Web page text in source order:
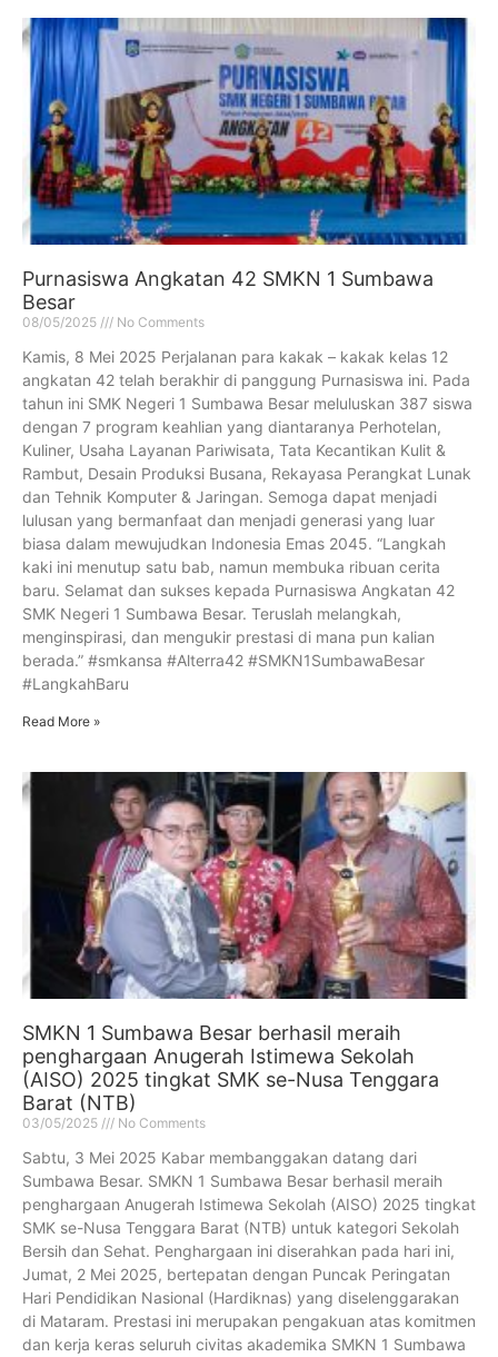
Purnasiswa Angkatan 42 SMKN 1 Sumbawa
Besar
08/05/2025 No Comments
Kamis, 8 Mei 2025 Perjalanan para kakak – kakak kelas 12
angkatan 42 telah berakhir di panggung Purnasiswa ini. Pada
tahun ini SMK Negeri 1 Sumbawa Besar meluluskan 387 siswa
dengan 7 program keahlian yang diantaranya Perhotelan,
Kuliner, Usaha Layanan Pariwisata, Tata Kecantikan Kulit &
Rambut, Desain Produksi Busana, Rekayasa Perangkat Lunak
dan Tehnik Komputer & Jaringan. Semoga dapat menjadi
lulusan yang bermanfaat dan menjadi generasi yang luar
biasa dalam mewujudkan Indonesia Emas 2045. “Langkah
kaki ini menutup satu bab, namun membuka ribuan cerita
baru. Selamat dan sukses kepada Purnasiswa Angkatan 42
SMK Negeri 1 Sumbawa Besar. Teruslah melangkah,
menginspirasi, dan mengukir prestasi di mana pun kalian
berada.” #smkansa #Alterra42 #SMKN1SumbawaBesar
#LangkahBaru
Read More »
SMKN 1 Sumbawa Besar berhasil meraih
penghargaan Anugerah Istimewa Sekolah
(AISO) 2025 tingkat SMK se-Nusa Tenggara
Barat (NTB)
03/05/2025 No Comments
Sabtu, 3 Mei 2025 Kabar membanggakan datang dari
Sumbawa Besar. SMKN 1 Sumbawa Besar berhasil meraih
penghargaan Anugerah Istimewa Sekolah (AISO) 2025 tingkat
SMK se-Nusa Tenggara Barat (NTB) untuk kategori Sekolah
Bersih dan Sehat. Penghargaan ini diserahkan pada hari ini,
Jumat, 2 Mei 2025, bertepatan dengan Puncak Peringatan
Hari Pendidikan Nasional (Hardiknas) yang diselenggarakan
di Mataram. Prestasi ini merupakan pengakuan atas komitmen
dan kerja keras seluruh civitas akademika SMKN 1 Sumbawa